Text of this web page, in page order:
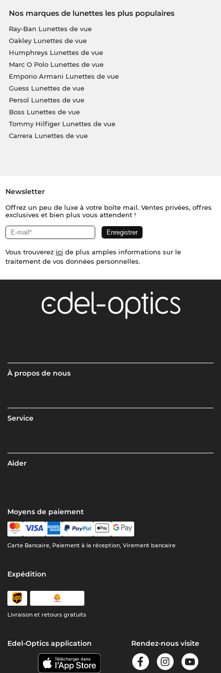
Nos marques de lunettes les plus populaires
Ray-Ban Lunettes de vue
Oakley Lunettes de vue
Humphreys Lunettes de vue
Marc O Polo Lunettes de vue
Emporio Armani Lunettes de vue
Guess Lunettes de vue
Persol Lunettes de vue
Boss Lunettes de vue
Tommy Hilfiger Lunettes de vue
Carrera Lunettes de vue
Newsletter
Offrez un peu de luxe à votre boîte mail. Ventes privées, offres
exclusives et bien plus vous attendent !
Vous trouverez ici de plus amples informations sur le
traitement de vos données personnelles.
À propos de nous
Service
Aider
Moyens de paiement
Carte Bancaire, Paiement à la réception, Virement bancaire
Expédition
Livraison et retours gratuits
Edel-Optics application Rendez-nous visite